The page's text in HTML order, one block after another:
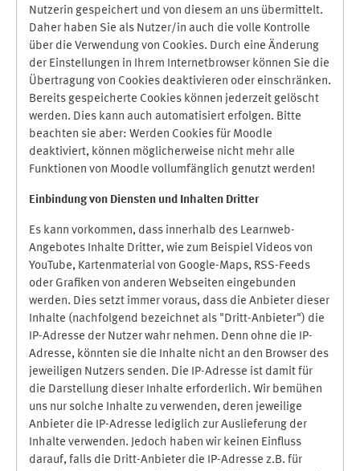
Nutzerin gespeichert und von diesem an uns übermittelt.
Daher haben Sie als Nutzer/in auch die volle Kontrolle
über die Verwendung von Cookies. Durch eine Änderung
der Einstellungen in Ihrem Internetbrowser können Sie die
Übertragung von Cookies deaktivieren oder einschränken.
Bereits gespeicherte Cookies können jederzeit gelöscht
werden. Dies kann auch automatisiert erfolgen. Bitte
beachten sie aber: Werden Cookies für Moodle
deaktiviert, können möglicherweise nicht mehr alle
Funktionen von Moodle vollumfänglich genutzt werden!
Einbindung von Diensten und Inhalten Dritter
Es kann vorkommen, dass innerhalb des Learnweb-
Angebotes Inhalte Dritter, wie zum Beispiel Videos von
YouTube, Kartenmaterial von Google-Maps, RSS-Feeds
oder Grafiken von anderen Webseiten eingebunden
werden. Dies setzt immer voraus, dass die Anbieter dieser
Inhalte (nachfolgend bezeichnet als "Dritt-Anbieter") die
IP-Adresse der Nutzer wahr nehmen. Denn ohne die IP-
Adresse, könnten sie die Inhalte nicht an den Browser des
jeweiligen Nutzers senden. Die IP-Adresse ist damit für
die Darstellung dieser Inhalte erforderlich. Wir bemühen
uns nur solche Inhalte zu verwenden, deren jeweilige
Anbieter die IP-Adresse lediglich zur Auslieferung der
Inhalte verwenden. Jedoch haben wir keinen Einfluss
darauf, falls die Dritt-Anbieter die IP-Adresse z.B. für